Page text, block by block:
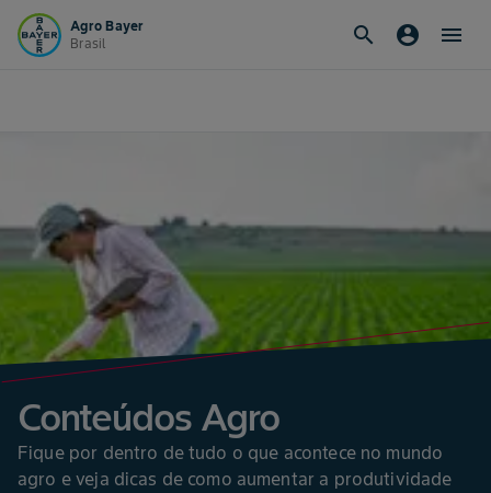
Agro Bayer
Brasil
search account_circle menu
Conteúdos Agro
Fique por dentro de tudo o que acontece no mundo
agro e veja dicas de como aumentar a produtividade